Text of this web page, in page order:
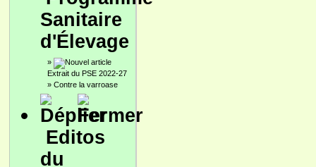
Sanitaire
d'Élevage
»
Extrait du PSE 2022-27
» Contre la varroase
Editos
du